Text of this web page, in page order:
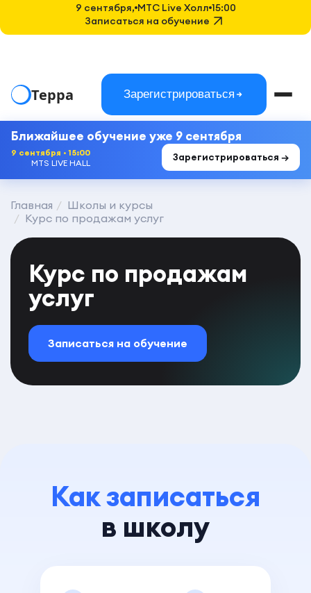
Терра Зарегистрироваться
Ближайшее обучение уже 9 сентября
9 сентября · 15:00
MTS LIVE HALL
Зарегистрироваться →
Главная
Школы и курсы
Курс по продажам услуг
Курс по продажам
услуг
Записаться на обучение
Как записаться
в школу
9 сентября, MTC Live Холл 15:00
Записаться на обучение